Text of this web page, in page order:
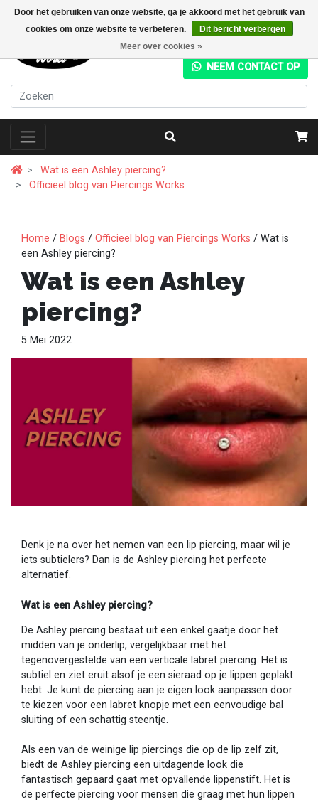
Door het gebruiken van onze website, ga je akkoord met het gebruik van
cookies om onze website te verbeteren.
Dit bericht verbergen
Meer over cookies »
NEEM CONTACT OP
Wat is een Ashley piercing?
Officieel blog van Piercings Works
Home / Blogs / Officieel blog van Piercings Works / Wat is
een Ashley piercing?
Wat is een Ashley
piercing?
5 Mei 2022
Denk je na over het nemen van een lip piercing, maar wil je
iets subtielers? Dan is de Ashley piercing het perfecte
alternatief.
Wat is een Ashley piercing?
De Ashley piercing bestaat uit een enkel gaatje door het
midden van je onderlip, vergelijkbaar met het
tegenovergestelde van een verticale labret piercing. Het is
subtiel en ziet eruit alsof je een sieraad op je lippen geplakt
hebt. Je kunt de piercing aan je eigen look aanpassen door
te kiezen voor een labret knopje met een eenvoudige bal
sluiting of een schattig steentje.
Als een van de weinige lip piercings die op de lip zelf zit,
biedt de Ashley piercing een uitdagende look die
fantastisch gepaard gaat met opvallende lippenstift. Het is
de perfecte piercing voor mensen die graag met hun lippen